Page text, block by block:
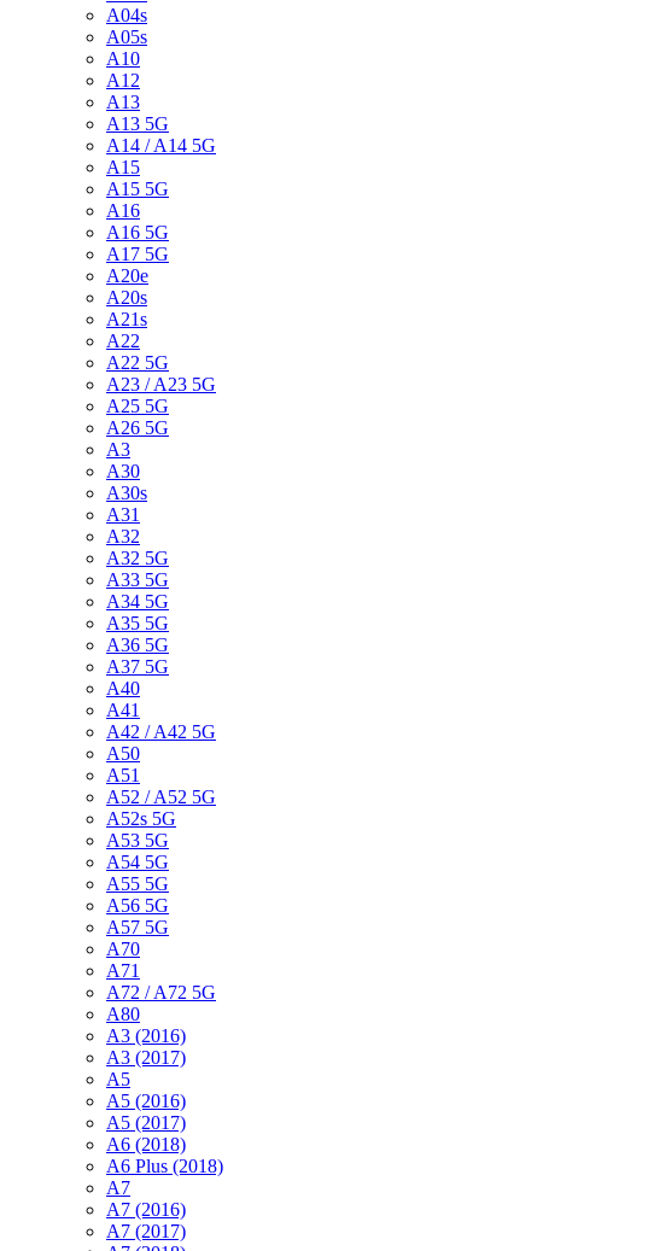
A04s
A05s
A10
A12
A13
A13 5G
A14 / A14 5G
A15
A15 5G
A16
A16 5G
A17 5G
A20e
A20s
A21s
A22
A22 5G
A23 / A23 5G
A25 5G
A26 5G
A3
A30
A30s
A31
A32
A32 5G
A33 5G
A34 5G
A35 5G
A36 5G
A37 5G
A40
A41
A42 / A42 5G
A50
A51
A52 / A52 5G
A52s 5G
A53 5G
A54 5G
A55 5G
A56 5G
A57 5G
A70
A71
A72 / A72 5G
A80
A3 (2016)
A3 (2017)
A5
A5 (2016)
A5 (2017)
A6 (2018)
A6 Plus (2018)
A7
A7 (2016)
A7 (2017)